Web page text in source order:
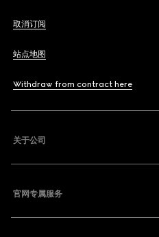
取消订阅
站点地图
Withdraw from contract here
关于公司
官网专属服务